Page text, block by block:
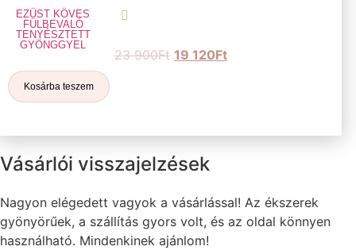
EZÜST KÖVES
FÜLBEVALÓ
TENYÉSZTETT
GYÖNGGYEL
23 900Ft 19 120Ft
Kosárba teszem
Vásárlói visszajelzések
Nagyon elégedett vagyok a vásárlással! Az ékszerek
gyönyörűek, a szállítás gyors volt, és az oldal könnyen
használható. Mindenkinek ajánlom!